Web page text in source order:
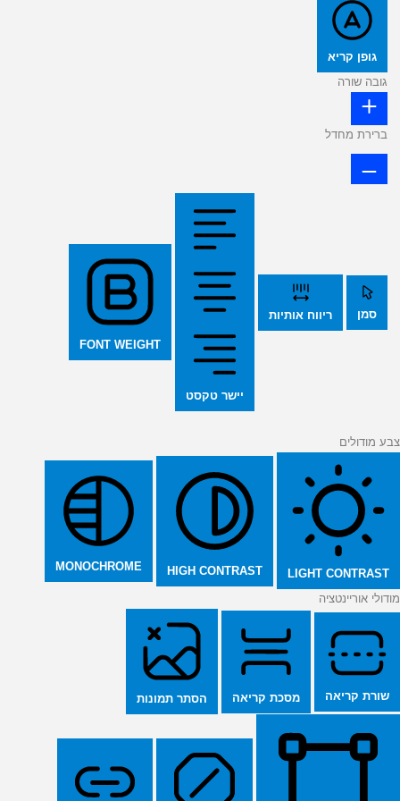
גופן קריא
גובה שורה
ברירת מחדל
סמן ריווח אותיות
יישר טקסט
FONT WEIGHT
צבע מודולים
LIGHT CONTRAST
HIGH CONTRAST
MONOCHROME
מודולי אוריינטציה
שורת קריאה מסכת קריאה הסתר תמונות